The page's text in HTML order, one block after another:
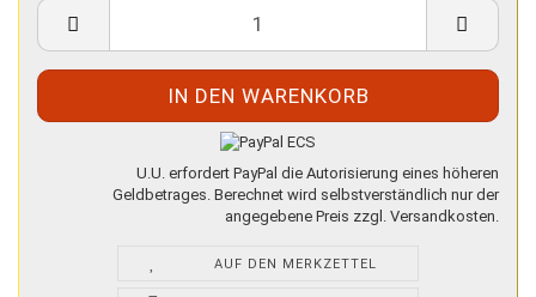
U.U. erfordert PayPal die Autorisierung eines höheren
Geldbetrages. Berechnet wird selbstverständlich nur der
angegebene Preis zzgl. Versandkosten.
AUF DEN MERKZETTEL